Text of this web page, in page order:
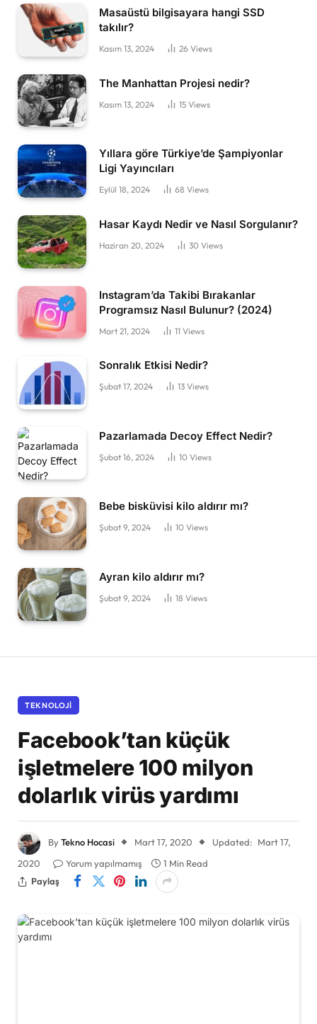
Masaüstü bilgisayara hangi SSD
takılır?
Kasım 13, 2024 26 Views
The Manhattan Projesi nedir?
Kasım 13, 2024 15 Views
Yıllara göre Türkiye’de Şampiyonlar
Ligi Yayıncıları
Eylül 18, 2024 68 Views
Hasar Kaydı Nedir ve Nasıl Sorgulanır?
Haziran 20, 2024 30 Views
Instagram’da Takibi Bırakanlar
Programsız Nasıl Bulunur? (2024)
Mart 21, 2024 11 Views
Sonralık Etkisi Nedir?
Şubat 17, 2024 13 Views
Pazarlamada Decoy Effect Nedir?
Şubat 16, 2024 10 Views
Bebe bisküvisi kilo aldırır mı?
Şubat 9, 2024 10 Views
Ayran kilo aldırır mı?
Şubat 9, 2024 18 Views
TEKNOLOJI
Facebook’tan küçük
işletmelere 100 milyon
dolarlık virüs yardımı
ByTekno Hocasi Mart 17, 2020 Updated: Mart 17,
2020
Yorum yapılmamış
1 Min Read
Paylaş